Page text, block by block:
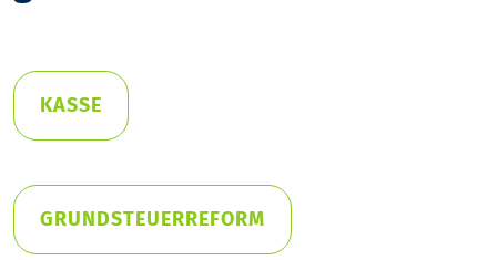
KASSE
GRUNDSTEUERREFORM